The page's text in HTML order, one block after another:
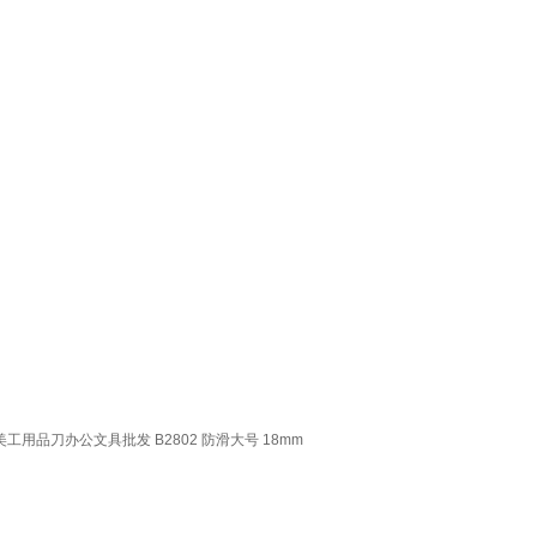
用品刀办公文具批发 B2802 防滑大号 18mm